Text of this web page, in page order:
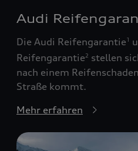
Audi
Die Audi Reifengarantie1
Reifengarantie2 stellen
nach einem
Straße kommt.
Mehr erfahren